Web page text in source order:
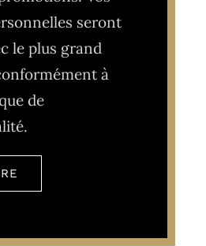
seront
le plus grand
à
de